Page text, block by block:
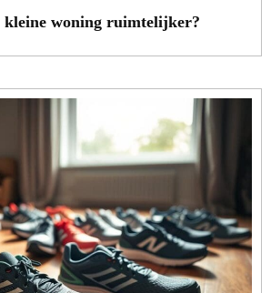
kleine woning ruimtelijker?